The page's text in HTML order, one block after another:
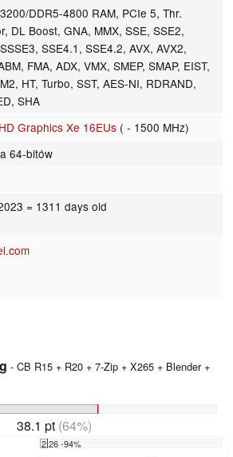
DDR5-4800 RAM, PCIe 5, Thr.
DL Boost, GNA, MMX, SSE, SSE2,
SSE4.1, SSE4.2, AVX, AVX2,
FMA, ADX, VMX, SMEP, SMAP, EIST,
HT, Turbo, SST, AES-NI, RDRAND,
SHA
Graphics Xe 16EUs ( - 1500 MHz)
64-bitów
= 1311 days old
- CB R15 + R20 + 7-Zip + X265 + Blender +
38.1 pt (64%)
2.26 -94%